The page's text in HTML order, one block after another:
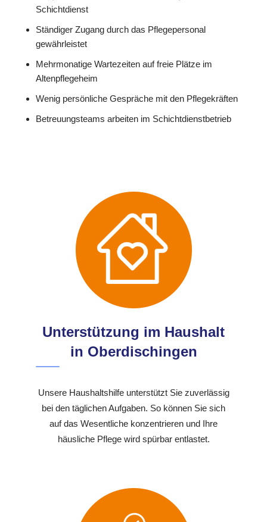
Schichtdienst
Ständiger Zugang durch das Pflegepersonal
gewährleistet
Mehrmonatige Wartezeiten auf freie Plätze im
Altenpflegeheim
Wenig persönliche Gespräche mit den Pflegekräften
Betreuungsteams arbeiten im Schichtdienstbetrieb
Unterstützung im Haushalt
in Oberdischingen
Unsere Haushaltshilfe unterstützt Sie zuverlässig
bei den täglichen Aufgaben. So können Sie sich
auf das Wesentliche konzentrieren und Ihre
häusliche Pflege wird spürbar entlastet.